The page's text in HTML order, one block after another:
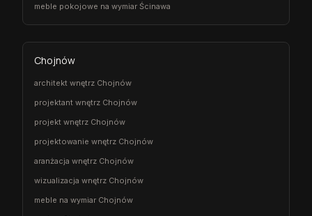
meble pokojowe na wymiar Ścinawa
Chojnów
architekt wnętrz Chojnów
projektant wnętrz Chojnów
projekt wnętrz Chojnów
projektowanie wnętrz Chojnów
aranżacja wnętrz Chojnów
wizualizacja wnętrz Chojnów
meble na wymiar Chojnów